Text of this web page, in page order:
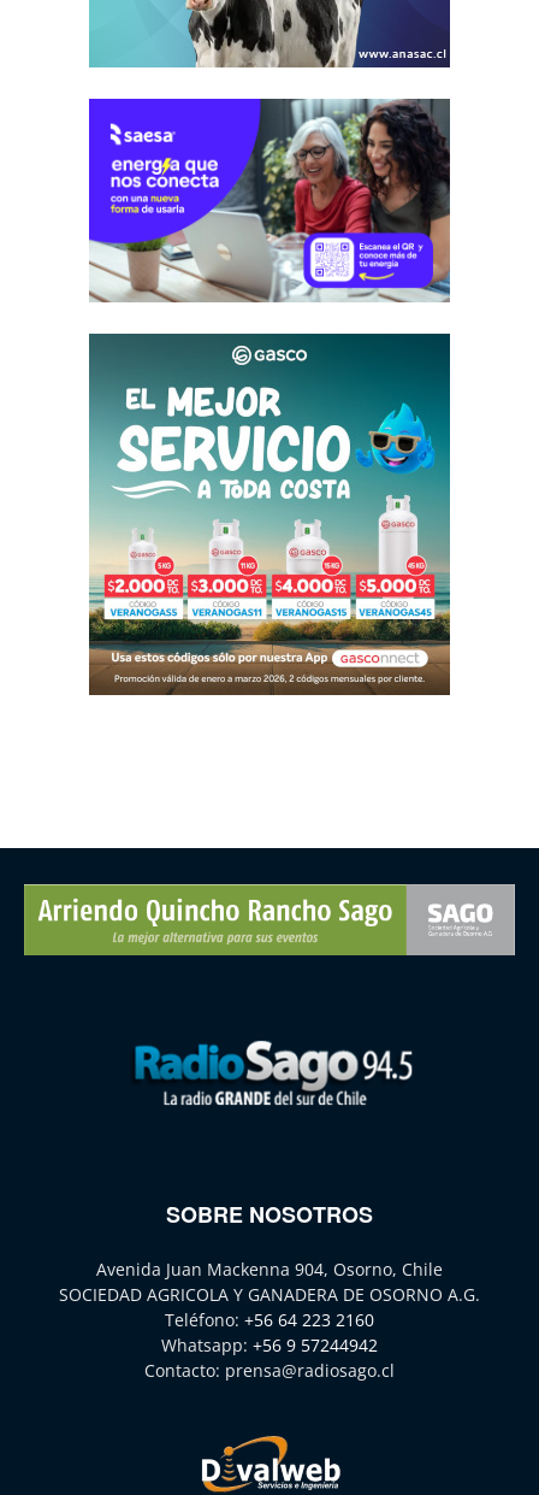
SOBRE NOSOTROS
Avenida Juan Mackenna 904, Osorno, Chile
SOCIEDAD AGRICOLA Y GANADERA DE OSORNO A.G.
Teléfono: +56 64 223 2160
Whatsapp: +56 9 57244942
Contacto: prensa@radiosago.cl